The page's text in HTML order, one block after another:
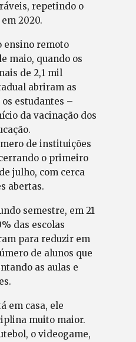
repetindo o
2020.
ensino remoto
maio, quando os
de 2,1 mil
abriram as
estudantes –
da vacinação dos
de instituições
o primeiro
julho, com cerca
abertas.
semestre, em 21
das escolas
para reduzir em
de alunos que
as aulas e
em casa, ele
muito maior.
o videogame,